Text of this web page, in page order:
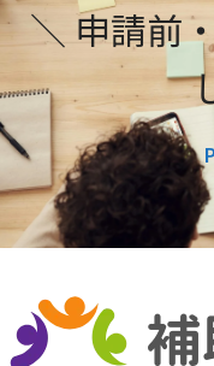
＼ 申請前